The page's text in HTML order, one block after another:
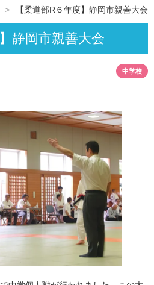
【柔道部R６年度】静岡市親善大会
静岡市親善大会
中学校